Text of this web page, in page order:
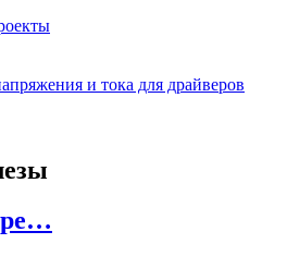
и тока для драйверов